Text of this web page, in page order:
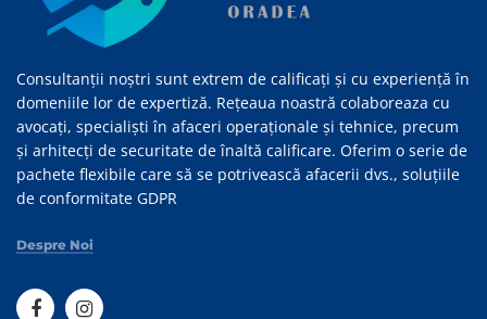
Consultanții noștri sunt extrem de calificați și cu experiență în
domeniile lor de expertiză. Rețeaua noastră colaboreaza cu
avocați, specialiști în afaceri operaționale și tehnice, precum
și arhitecți de securitate de înaltă calificare. Oferim o serie de
pachete flexibile care să se potrivească afacerii dvs., soluțiile
de conformitate GDPR
Despre Noi